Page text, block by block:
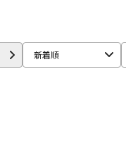
新着順